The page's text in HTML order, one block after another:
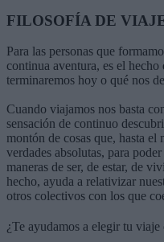
FILOSOFÍA DE
Para las personas que
continua aventura, es el hecho
terminaremos hoy o qué nos
Cuando viajamos nos basta
sensación de continuo
montón de cosas que, hasta
verdades absolutas, para
maneras de ser, de estar, de
hecho, ayuda a relativizar
otros colectivos con los que
¿Te ayudamos a elegir tu viaje